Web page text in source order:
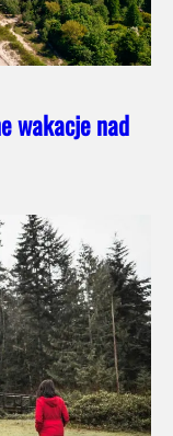
wakacje nad